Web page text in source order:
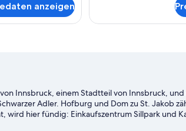
anzeigen
Doppelzimmer
Innsbruck, einem Stadtteil von Innsbruck,
Adler. Hofburg und Dom zu St. Jakob
wird hier fündig: Einkaufszentrum Sillpark und
eines spannenden Events oder einer